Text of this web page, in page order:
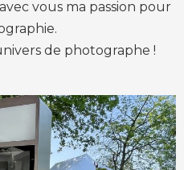
vous ma passion pour
de photographe !